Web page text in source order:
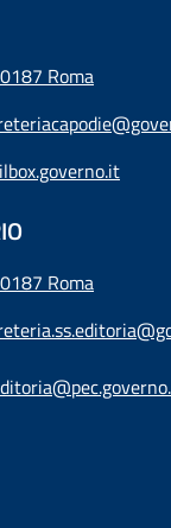
Roma
Roma